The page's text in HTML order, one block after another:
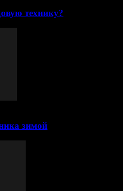
технику?
зимой